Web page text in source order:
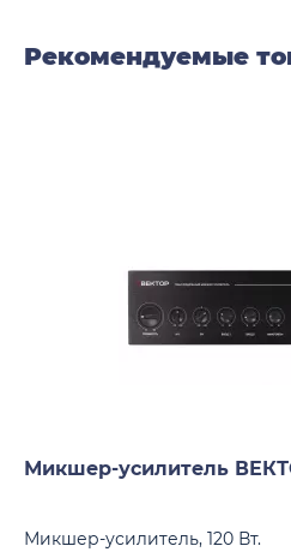
Рекомендуемые
Микшер-усилитель
Микшер-усилитель, 120 Вт.